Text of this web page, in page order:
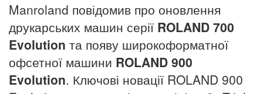
Manroland повідомив про оновлення
друкарських машин серії ROLAND 700
Evolution та появу широкоформатної
офсетної машини ROLAND 900
Evolution. Ключові новації ROLAND 900